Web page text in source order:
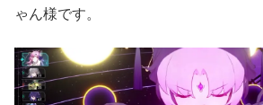
ゃん様です。